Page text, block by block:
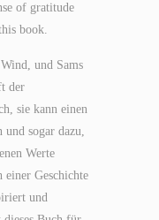
of gratitude
book.
und Sams
der
sie kann einen
und sogar dazu,
Werte
einer Geschichte
und